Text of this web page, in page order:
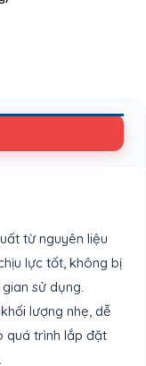
từ nguyên liệu
lực tốt, không bị
sử dụng.
lượng nhẹ, dễ
quá trình lắp đặt